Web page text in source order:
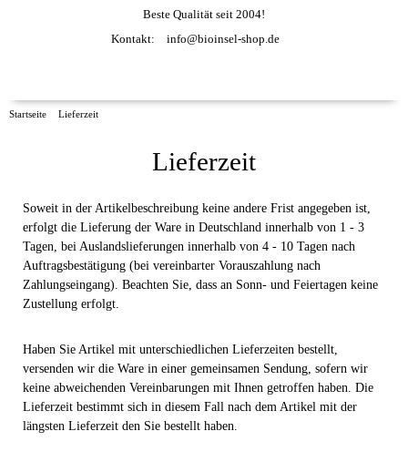
Beste Qualität seit 2004!
Kontakt:
info@bioinsel-shop.de
Startseite Lieferzeit
Lieferzeit
Soweit in der Artikelbeschreibung keine andere Frist angegeben ist,
erfolgt die Lieferung der Ware in Deutschland innerhalb von 1 - 3
Tagen, bei Auslandslieferungen innerhalb von 4 - 10 Tagen nach
Auftragsbestätigung (bei vereinbarter Vorauszahlung nach
Zahlungseingang). Beachten Sie, dass an Sonn- und Feiertagen keine
Zustellung erfolgt.
Haben Sie Artikel mit unterschiedlichen Lieferzeiten bestellt,
versenden wir die Ware in einer gemeinsamen Sendung, sofern wir
keine abweichenden Vereinbarungen mit Ihnen getroffen haben. Die
Lieferzeit bestimmt sich in diesem Fall nach dem Artikel mit der
längsten Lieferzeit den Sie bestellt haben.